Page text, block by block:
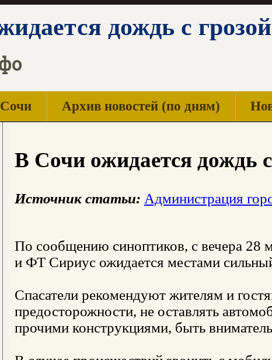
дождь с
Архив новостей (по дням)
В Сочи ожидается дождь
Источник статьи: Администрация
По сообщению синоптиков, с вечера 28
и ФТ Сириус ожидается местами
Спасатели рекомендуют жителям и
предосторожности, не оставлять
прочими конструкциями, быть